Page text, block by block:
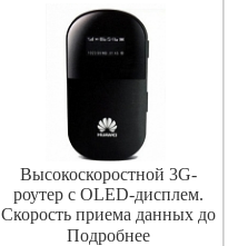
Высокоскоростной 3G-
роутер с OLED-дисплем.
Скорость приема данных до
21,6 Мбит/с, передачи – до
Подробнее